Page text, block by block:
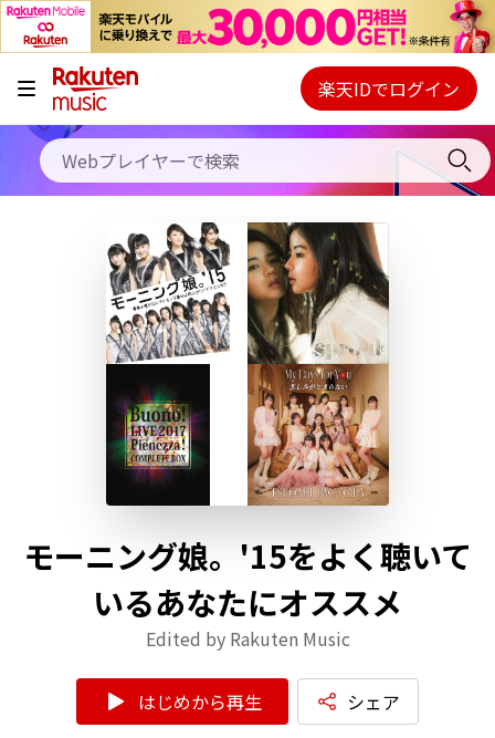
キャンペーン
料金プラン
使い方
初回30日間無料お試し
Webプレイヤー
ご契約内容の確認・変更
楽天IDでログイン
モーニング娘。'15をよく聴いて
いるあなたにオススメ
Edited by Rakuten Music
はじめから再生 シェア